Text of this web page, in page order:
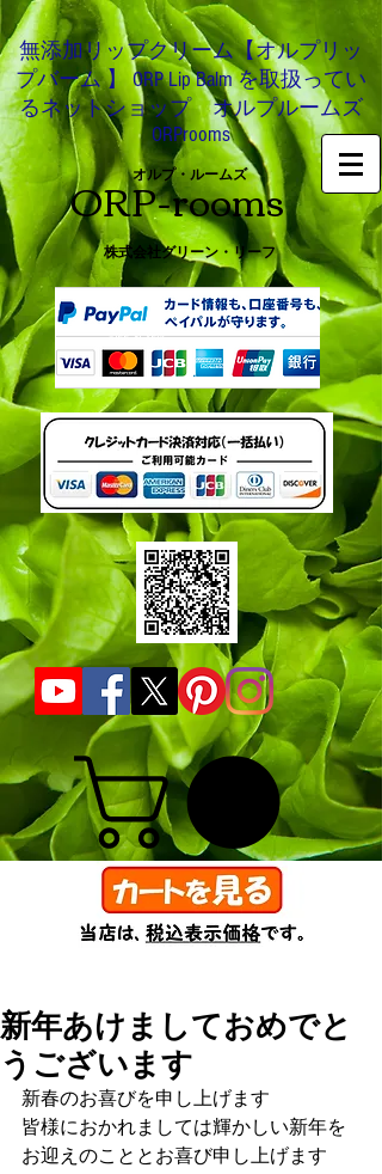
無添加リップクリーム【オルプリッ
プバーム 】 ORP Lip Balm を取扱ってい
るネットショップ オルプルームズ
ORProoms
ORP-rooms
オルプ・ルームズ
株式会社グリーン・リーフ
0466-54-8612
新年あけましておめでと
うございます
新春のお喜びを申し上げます
皆様におかれましては輝かしい新年を
お迎えのこととお喜び申し上げます